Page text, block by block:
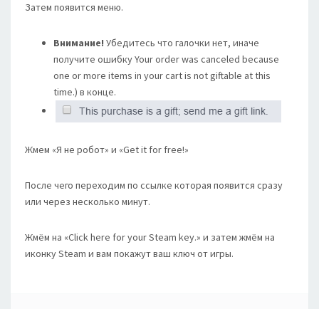
Затем появится меню.
Внимание! Убедитесь что галочки нет, иначе
получите ошибку Your order was canceled because
one or more items in your cart is not giftable at this
time.) в конце.
Жмем «Я не робот» и «Get it for free!»
После чего переходим по ссылке которая появится сразу
или через несколько минут.
Жмём на «Click here for your Steam key.» и затем жмём на
иконку Steam и вам покажут ваш ключ от игры.